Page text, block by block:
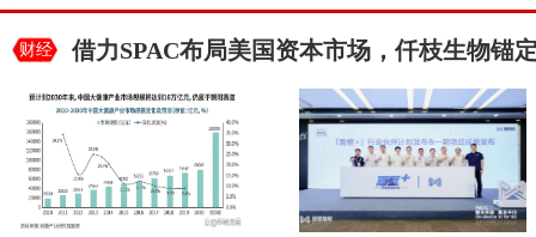
财经 借力SPAC布局美国资本市场，仟枝生物锚